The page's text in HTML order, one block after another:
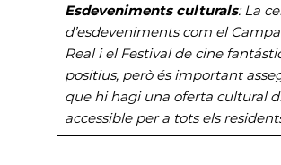
Esdeveniments culturals: La
d’esdeveniments com el
Real i el Festival de cine
positius, però és important
que hi hagi una oferta cultural
accessible per a tots els